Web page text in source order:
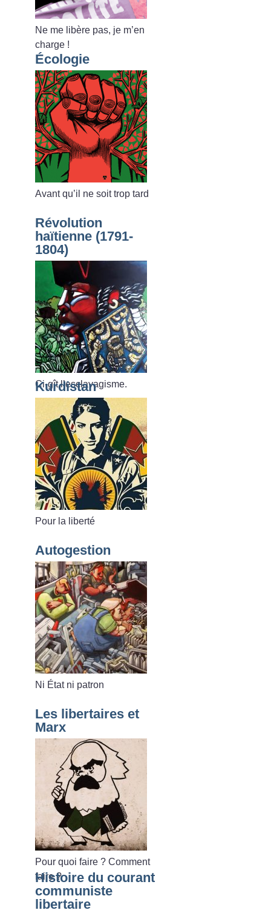
Ne me libère pas, je m’en
charge !
Écologie
Avant qu’il ne soit trop tard
Révolution
haïtienne (1791-
1804)
Ci-gît l’esclavagisme.
Kurdistan
Pour la liberté
Autogestion
Ni État ni patron
Les libertaires et
Marx
Pour quoi faire ? Comment
faire ?
Histoire du courant
communiste
libertaire